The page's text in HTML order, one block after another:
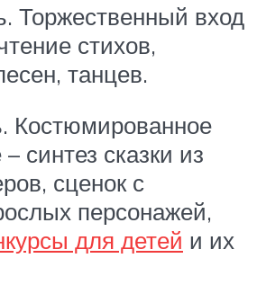
Торжественный вход
стихов,
танцев.
Костюмированное
синтез сказки из
сценок с
персонажей,
для детей и их